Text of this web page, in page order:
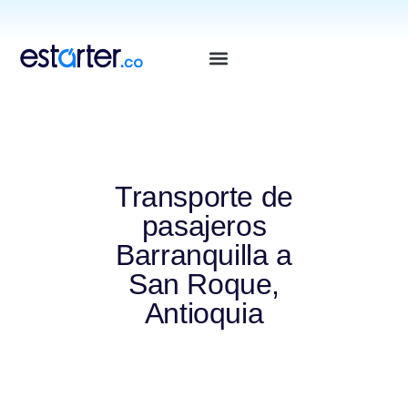
Transporte de
pasajeros
Barranquilla a
San Roque,
Antioquia